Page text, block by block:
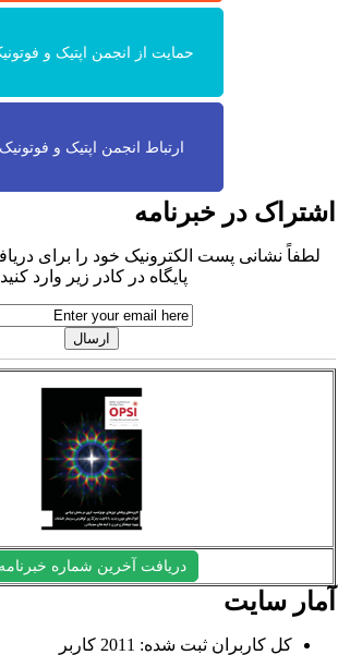
حمایت از انجمن اپتیک و فوتونیک
ارتباط انجمن اپتیک و فوتونیک
در خبرنامه
لطفاً نشانی پست الکترونیک خود را برای
پایگاه در کادر زیر وارد کنید.
دریافت آخرین شماره خبرنامه
سایت
کل کاربران ثبت شده: 2011 کاربر